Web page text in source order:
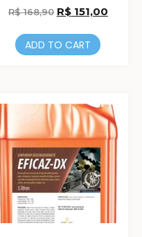
R$168,90 R$151,00
ADD TO CART